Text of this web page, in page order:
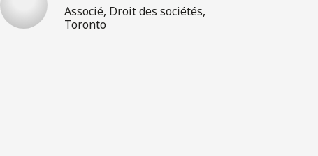
Associé, Droit des sociétés,
Toronto